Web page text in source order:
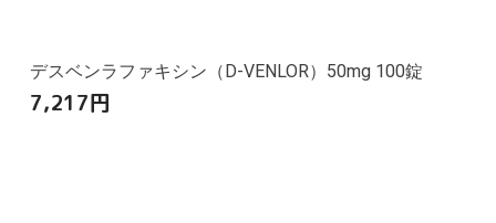
デスベンラファキシン（D-VENLOR）50mg 100錠
7,217円